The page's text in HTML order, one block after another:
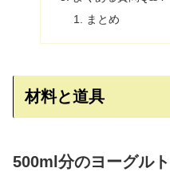
まとめ
材料と道具
500ml分のヨーグルト